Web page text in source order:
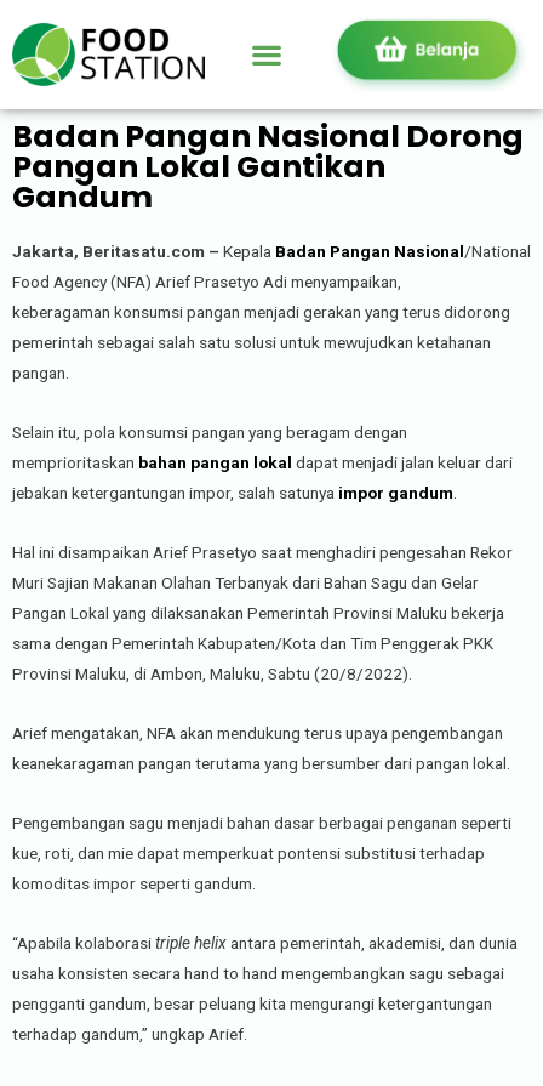
Badan Pangan Nasional Dorong
Pangan Lokal Gantikan
Gandum
Jakarta, Beritasatu.com – Kepala Badan Pangan Nasional/National
Food Agency (NFA) Arief Prasetyo Adi menyampaikan,
keberagaman konsumsi pangan menjadi gerakan yang terus didorong
pemerintah sebagai salah satu solusi untuk mewujudkan ketahanan
pangan.
Selain itu, pola konsumsi pangan yang beragam dengan
memprioritaskan bahan pangan lokal dapat menjadi jalan keluar dari
jebakan ketergantungan impor, salah satunya impor gandum
Hal ini disampaikan Arief Prasetyo saat menghadiri pengesahan Rekor
Muri Sajian Makanan Olahan Terbanyak dari Bahan Sagu dan Gelar
Pangan Lokal yang dilaksanakan Pemerintah Provinsi Maluku bekerja
sama dengan Pemerintah Kabupaten/Kota dan Tim Penggerak PKK
Provinsi Maluku, di Ambon, Maluku, Sabtu (20/8/2022).
Arief mengatakan, NFA akan mendukung terus upaya pengembangan
keanekaragaman pangan terutama yang bersumber dari pangan lokal.
Pengembangan sagu menjadi bahan dasar berbagai penganan seperti
kue, roti, dan mie dapat memperkuat pontensi substitusi terhadap
komoditas impor seperti gandum.
“Apabila kolaborasitriple helixantara pemerintah, akademisi, dan dunia
usaha konsisten secara hand to hand mengembangkan sagu sebagai
pengganti gandum, besar peluang kita mengurangi ketergantungan
terhadap gandum,” ungkap Arief.